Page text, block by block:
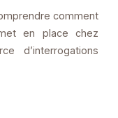
comment
en place chez
d’interrogations